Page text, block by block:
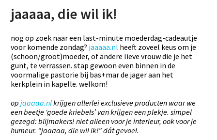
jaaaaa, die wil ik!
nog op zoek naar een last-minute moederdag-cadeautje
voor komende zondag? jaaaaa.nl heeft zoveel keus om je
(schoon/groot)moeder, of andere lieve vrouw die je het
gunt, te verrassen. stap gewoon even binnen in de
voormalige pastorie bij bas+mar de jager aan het
kerkplein in kapelle. welkom!
opjaaaaa.nlkrijgen allerlei exclusieve producten waar we
een beetje ‘goede kriebels’ van krijgen een plekje. simpel
gezegd: blijmakers! niet alleen voor je interieur, ook voor je
humeur. “jaaaaa, die wil ik!” dát gevoel.